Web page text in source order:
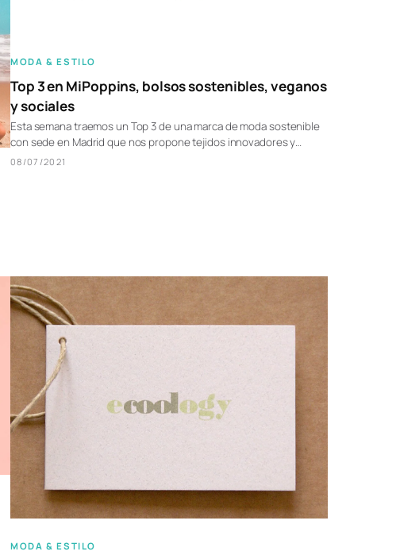
MODA & ESTILO
Top 3 en MiPoppins, bolsos sostenibles, veganos
y sociales
Esta semana traemos un Top 3 de una marca de moda sostenible
con sede en Madrid que nos propone tejidos innovadores y…
08/07/2021
MODA & ESTILO